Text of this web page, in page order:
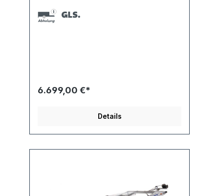
6.699,00 €*
Details